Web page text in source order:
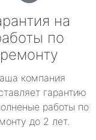
на
по
ремонту
компания
гарантию
работы по
до 2 лет.